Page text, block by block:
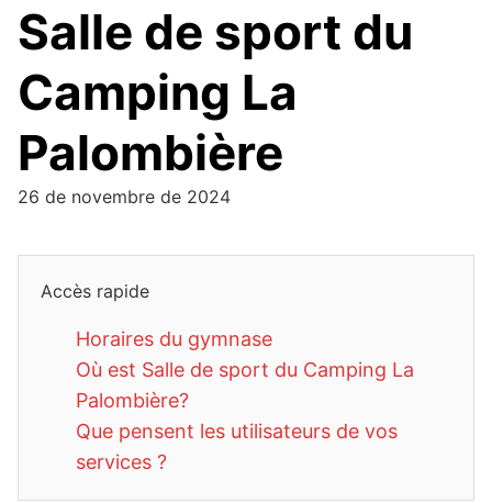
Salle de sport du
Camping La
Palombière
26 de novembre de 2024
Accès rapide
Horaires du gymnase
Où est Salle de sport du Camping La
Palombière?
Que pensent les utilisateurs de vos
services ?